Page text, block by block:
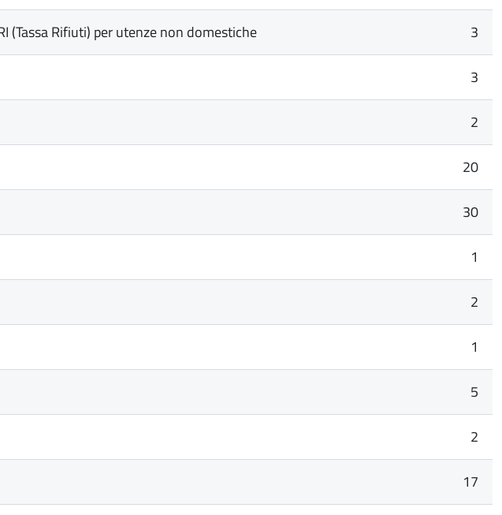
(Tassa Rifiuti) per utenze non domestiche 3
3
2
20
30
1
2
1
5
2
17